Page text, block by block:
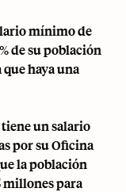
mínimo de
de su población
haya una
un salario
por su Oficina
la población
millones para